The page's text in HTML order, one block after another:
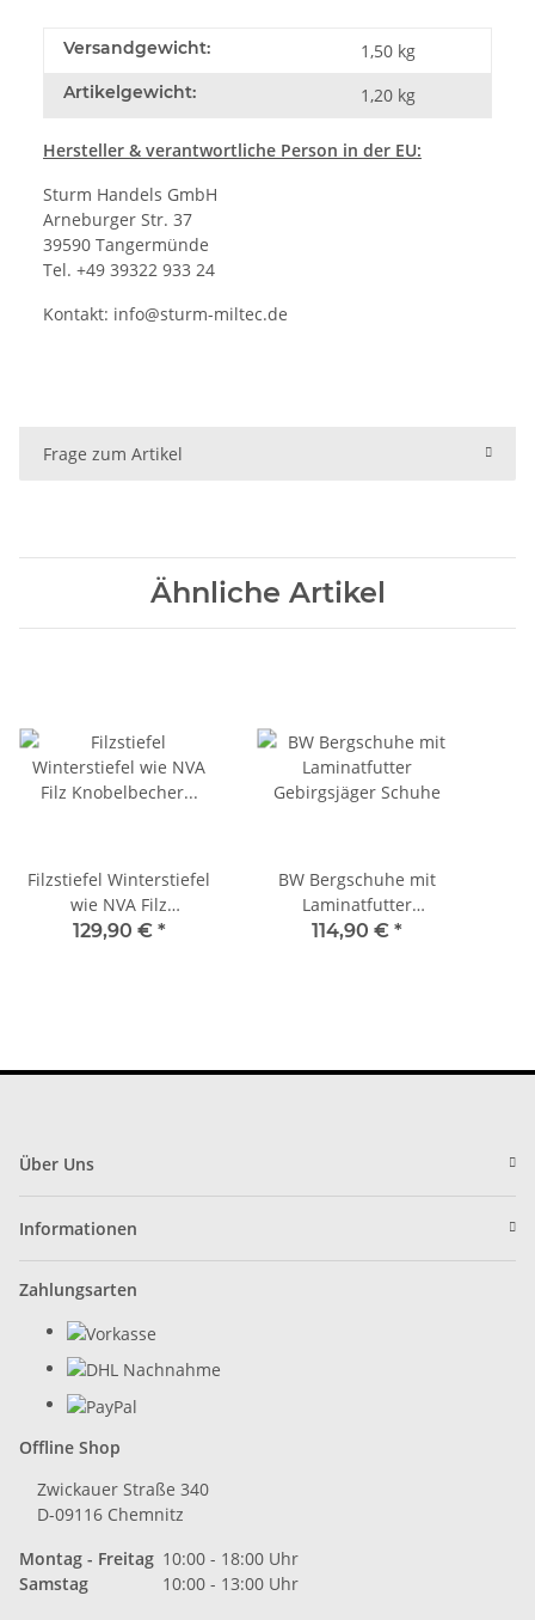
Versandgewicht: 1,50 kg
Artikelgewicht: 1,20 kg
Hersteller & verantwortliche Person in der EU:
Sturm Handels GmbH
Arneburger Str. 37
39590 Tangermünde
Tel. +49 39322 933 24
Kontakt: info@sturm-miltec.de
Frage zum Artikel
Ähnliche Artikel
Filzstiefel Winterstiefel
wie NVA Filz
Knobelbecher Stiefel
129,90 € *
BW Bergschuhe mit
Laminatfutter
Gebirgsjäger Schuhe
114,90 € *
Über Uns
Informationen
Zahlungsarten
Offline Shop
Zwickauer Straße 340
D-09116 Chemnitz
Montag - Freitag 10:00 - 18:00 Uhr
Samstag
10:00 - 13:00 Uhr